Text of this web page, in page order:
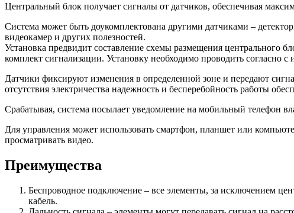
Центральный блок получает сигналы от датчиков, обеспечивая
Система может быть доукомплектована другими датчиками –
видеокамер и других полезностей.
Установка предвидит составление схемы размещения центрального
комплект сигнализации. Установку необходимо проводить согласно
Датчики фиксируют изменения в определенной зоне и передают
отсутствия электричества надежность и бесперебойность работы
Срабатывая, система посылает уведомление на мобильный телефон
Для управления может использовать смартфон, планшет или
просматривать видео.
Преимущества
Беспроводное подключение – все элементы, за исключением
кабель.